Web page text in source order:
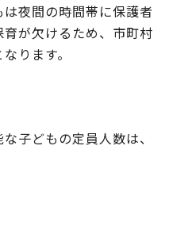
夜間の時間帯に保護者
が欠けるため、市町村
ります。
子どもの定員人数は、